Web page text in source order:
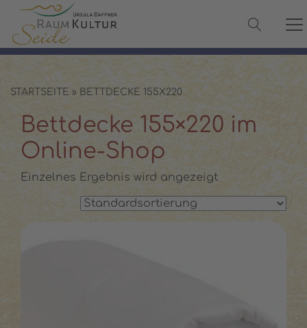
✓ 100 % Maulbeerseide
✓ Versand in 2–3 Werktagen
✓ Persönliche Beratung:
STARTSEITE » BETTDECKE 155X220
Bettdecke 155×220 im
Online-Shop
Einzelnes Ergebnis wird angezeigt